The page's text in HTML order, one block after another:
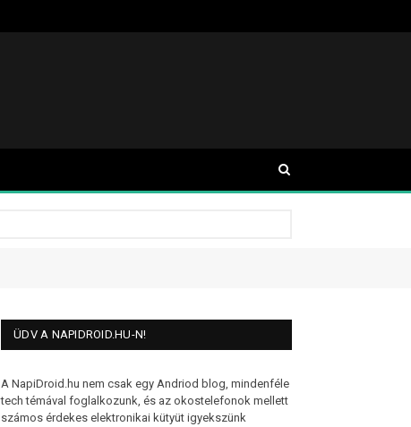
ÜDV A NAPIDROID.HU-N!
A NapiDroid.hu nem csak egy Andriod blog, mindenféle
tech témával foglalkozunk, és az okostelefonok mellett
számos érdekes elektronikai kütyüt igyekszünk